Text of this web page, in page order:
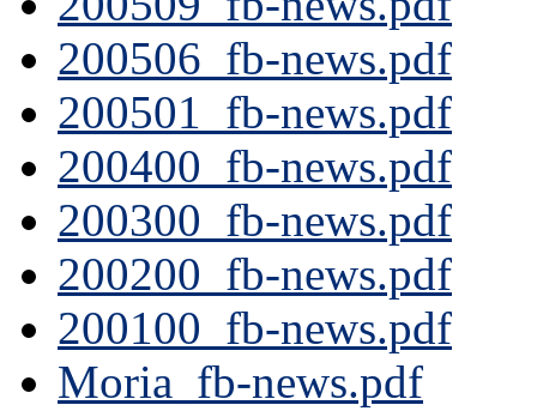
200506_fb-news.pdf
200501_fb-news.pdf
200400_fb-news.pdf
200300_fb-news.pdf
200200_fb-news.pdf
200100_fb-news.pdf
Moria_fb-news.pdf